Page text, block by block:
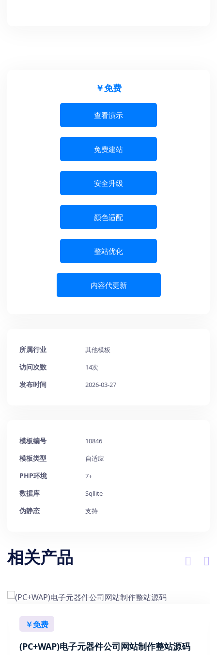
￥免费
查看演示
免费建站
安全升级
颜色适配
整站优化
内容代更新
所属行业 其他模板
访问次数 14次
发布时间 2026-03-27
模板编号 10846
模板类型 自适应
PHP环境 7+
数据库 Sqllite
伪静态 支持
相关产品
￥免费
(PC+WAP)电子元器件公司网站制作整站源码